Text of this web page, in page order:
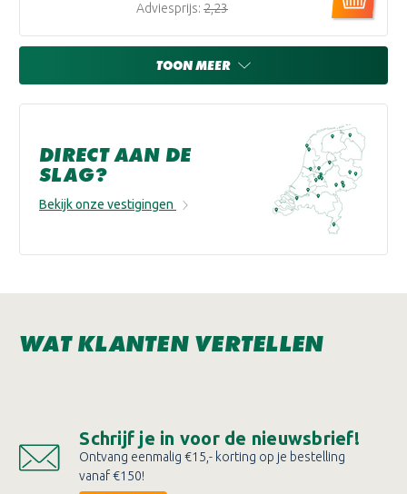
Adviesprijs: €2,23
TOON MEER
DIRECT AAN DE
SLAG?
Bekijk onze vestigingen
WAT KLANTEN VERTELLEN
Schrijf je in voor de nieuwsbrief!
Ontvang eenmalig €15,- korting op je bestelling
vanaf €150!